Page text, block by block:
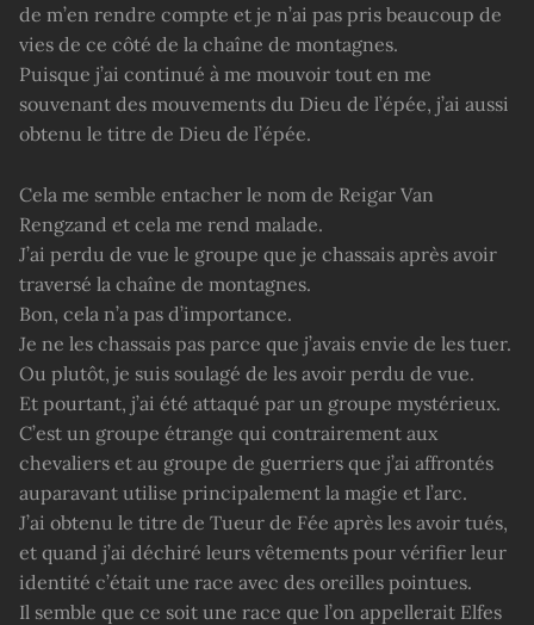
de m’en rendre compte et je n’ai pas pris beaucoup de
vies de ce côté de la chaîne de montagnes.
Puisque j’ai continué à me mouvoir tout en me
souvenant des mouvements du Dieu de l’épée, j’ai aussi
obtenu le titre de Dieu de l’épée.
Cela me semble entacher le nom de Reigar Van
Rengzand et cela me rend malade.
J’ai perdu de vue le groupe que je chassais après avoir
traversé la chaîne de montagnes.
Bon, cela n’a pas d’importance.
Je ne les chassais pas parce que j’avais envie de les tuer.
Ou plutôt, je suis soulagé de les avoir perdu de vue.
Et pourtant, j’ai été attaqué par un groupe mystérieux.
C’est un groupe étrange qui contrairement aux
chevaliers et au groupe de guerriers que j’ai affrontés
auparavant utilise principalement la magie et l’arc.
J’ai obtenu le titre de Tueur de Fée après les avoir tués,
et quand j’ai déchiré leurs vêtements pour vérifier leur
identité c’était une race avec des oreilles pointues.
Il semble que ce soit une race que l’on appellerait Elfes